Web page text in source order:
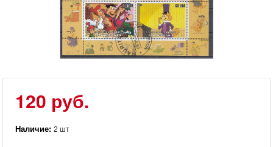
120 руб.
Наличие:2 шт